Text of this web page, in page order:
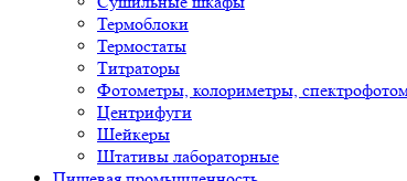
Термоблоки
Термостаты
Титраторы
Фотометры, колориметры,
Центрифуги
Шейкеры
Штативы лабораторные